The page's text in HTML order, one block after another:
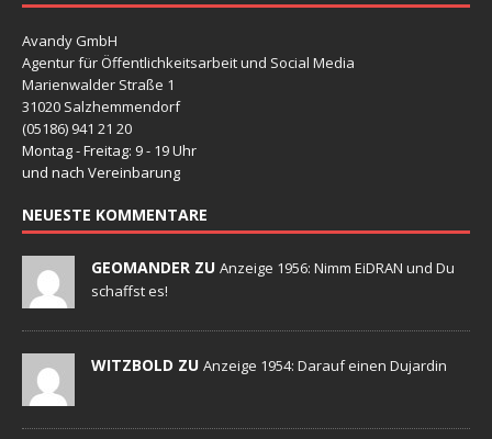
Avandy GmbH
Agentur für Öffentlichkeitsarbeit und Social Media
Marienwalder Straße 1
31020 Salzhemmendorf
(05186) 941 21 20
Montag - Freitag: 9 - 19 Uhr
und nach Vereinbarung
NEUESTE KOMMENTARE
GEOMANDER ZU Anzeige 1956: Nimm EiDRAN und Du
schaffst es!
WITZBOLD ZU Anzeige 1954: Darauf einen Dujardin